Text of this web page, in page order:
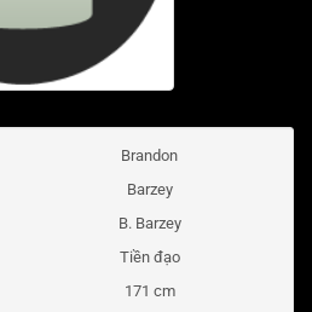
Brandon
Barzey
B. Barzey
Tiền đạo
171 cm